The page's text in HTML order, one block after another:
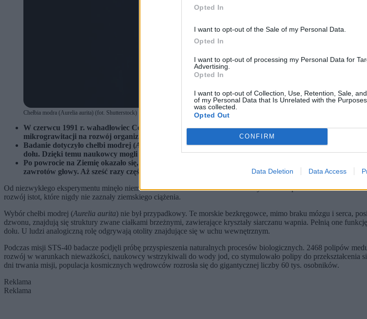
Opted In
I want to opt-out of the Sale of my Personal Data.
Opted In
I want to opt-out of processing my Personal Data for
Advertising.
Opted In
I want to opt-out of Collection, Use, Retention, Sale,
of my Personal Data that Is Unrelated with the
was collected.
Opted Out
CONFIRM
Data Deletion Data Access
Chełbia modra (Aurelia aurita) (fot. Shutterstock)
W czerwcu 1991 r. wahadłowiec Columbia stał się największym kosmicznym laboratorium
mikrograwitacji na rozwój organizmów. W trakcie dziewięciodniowej misji populacja wzrosła do 60 tys.
Badanie dotyczyło chełbi modrej (Aurelia aurita
), której receptory równowagi przypominają ludzkie
dołu. Dzięki temu naukowcy mogli porównać reakcję organizmu na brak grawitacji.
Po powrocie na Ziemię okazało się, że kosmiczne meduzy nie radzą sobie z ziemskim przyciąganiem.
zawrotów głowy. Aż sześć razy częściej traciły orientację niż osobniki rozwijające się w oceanach.
Od niezwykłego eksperymentu minęło niemal 35 lat. W czerwcu 1991 r. naukowcy z NASA pod kierownictwem
rozwój istot, które nigdy nie zaznały ziemskiego ciążenia.
Wybór chełbi modrej (Aurelia aurita) nie był przypadkowy. Te morskie bezkręgowce, mimo braku mózgu i serca,
dzwonu, znajdują się struktury zwane ciałkami brzeżnymi, zawierające kryształy siarczanu wapnia. Pełnią one
dołu. U ludzi analogiczną rolę odgrywają otolity znajdujące się w uchu wewnętrznym.
Podczas misji STS-40 badacze podjęli próbę przyspieszenia naturalnych procesów biologicznych. 2468 polipów
rozwój w warunkach nieważkości, naukowcy wstrzykiwali do wody jod, co stymulowało polipy do przekształcenia
dni trwania misji, populacja kosmicznych wędrowców rozrosła się do gigantycznej liczby 60 tys. osobników.
Reklama
Reklama